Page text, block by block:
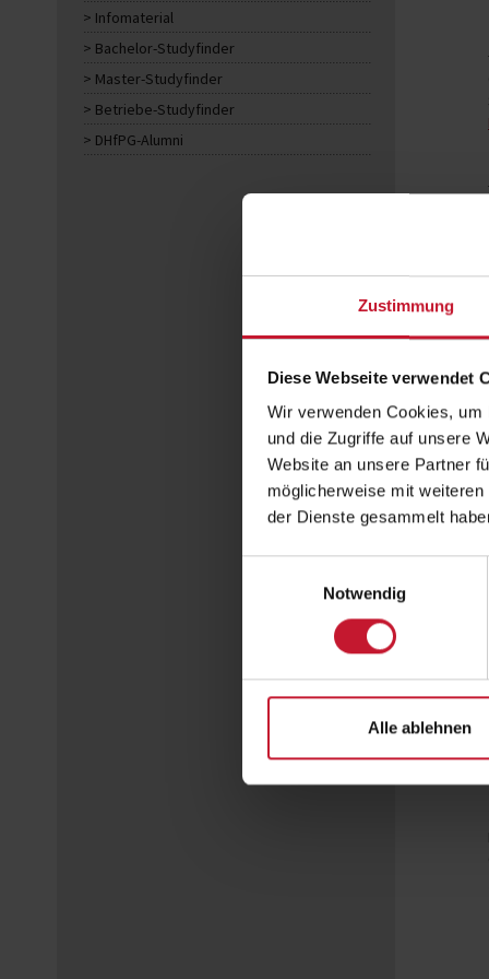
Zustimmung
Diese Webseite verwendet
Wir verwenden Cookies,
und die Zugriffe auf unsere
Website an unsere Partner
möglicherweise mit
der Dienste gesammelt
Notwendig
Alle ablehnen
Infomaterial
Bachelor-Studyfinder
Master-Studyfinder
Betriebe-Studyfinder
DHfPG-Alumni